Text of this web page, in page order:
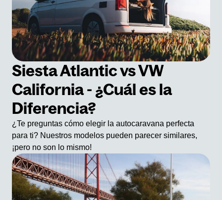
Siesta Atlantic vs VW
California - ¿Cuál es la
Diferencia?
¿Te preguntas cómo elegir la autocaravana perfecta
para ti? Nuestros modelos pueden parecer similares,
¡pero no son lo mismo!